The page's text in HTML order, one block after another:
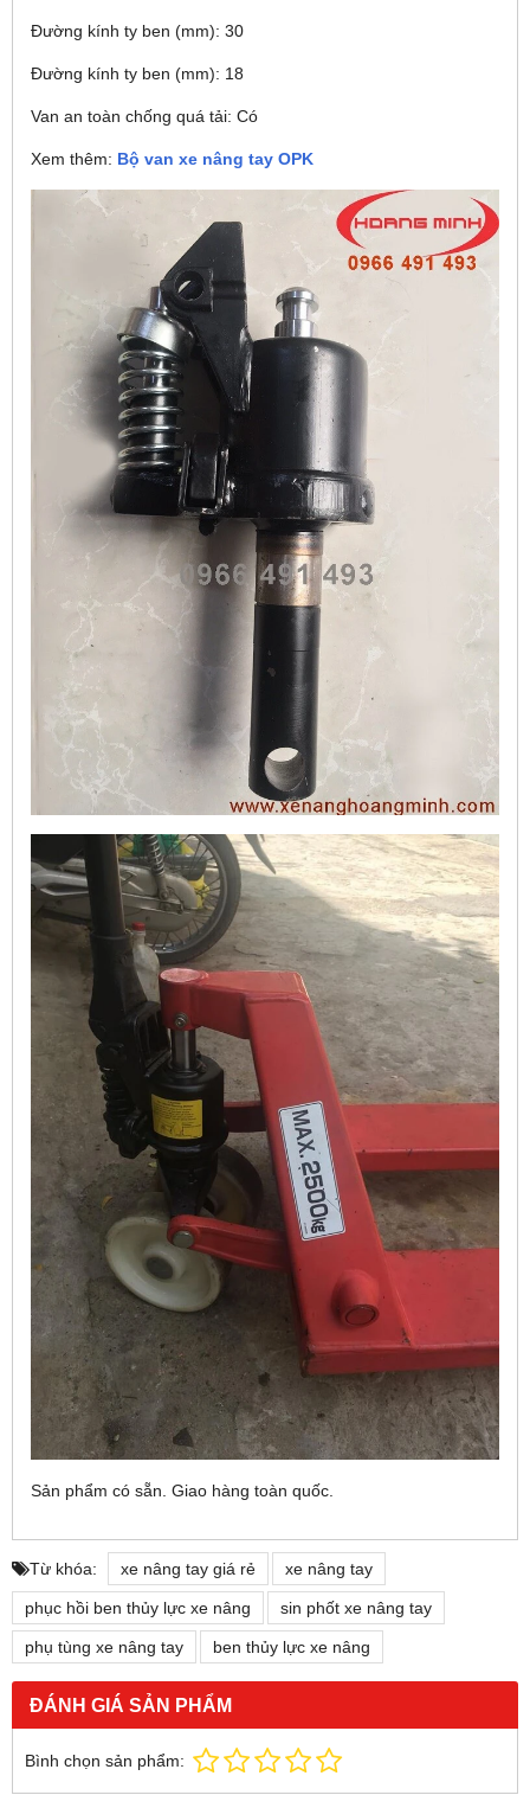
Đường kính ty ben (mm): 30
Đường kính ty ben (mm): 18
Van an toàn chống quá tải: Có
Xem thêm: Bộ van xe nâng tay OPK
Sản phẩm có sẵn. Giao hàng toàn quốc.
Từ khóa: xe nâng tay giá rẻ xe nâng tay
phục hồi ben thủy lực xe nâng sin phốt xe nâng tay
phụ tùng xe nâng tay ben thủy lực xe nâng
ĐÁNH GIÁ SẢN PHẨM
Bình chọn sản phẩm: